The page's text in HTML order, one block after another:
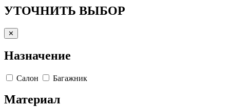
УТОЧНИТЬ ВЫБОР
✕
Назначение
Салон Багажник
Материал